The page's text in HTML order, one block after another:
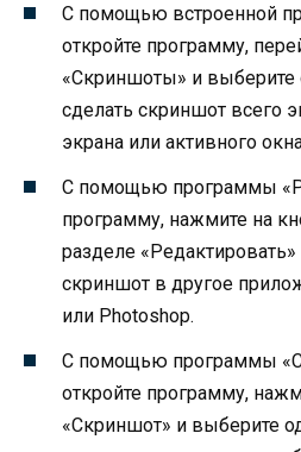
С помощью встроенной
откройте программу,
«Скриншоты» и выберите
сделать скриншот всего
экрана или активного
С помощью программы
программу, нажмите на
разделе «Редактировать»
скриншот в другое
или Photoshop.
С помощью программы
откройте программу,
«Скриншот» и выберите